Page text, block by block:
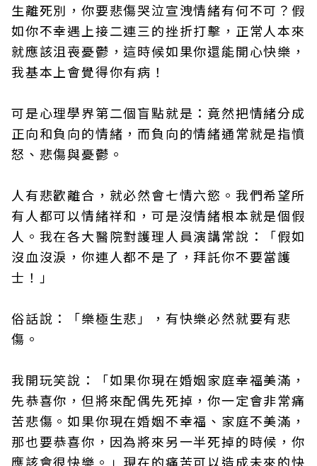
生離死別，你要悲傷哭泣宣洩情緒有何不可？假
如你不幸遇上接二連三的挫折打擊，正常人本來
就應該沮喪憂鬱，這時候如果你還能開心快樂，
我基本上會覺得你有病！
可是心理學界第二個盲點就是：竟然把情緒分成
正向和負向的情緒，而負向的情緒通常就是指憤
怒、悲傷與憂鬱。
人有悲歡離合，就必然會七情六慾。我們希望所
有人都可以情緒祥和，可是沒情緒根本就是個假
人。我在各大醫院對護理人員演講常說：「假如
沒血沒淚，你連人都不是了，拜託你不要當護
士！」
俗話說：「樂極生悲」，有快樂必然就要有悲
傷。
我開玩笑說：「如果你現在婚姻家庭幸福美滿，
先恭喜你，但將來配偶先死掉，你一定會非常痛
苦悲傷。如果你現在婚姻不幸福、家庭不美滿，
那也要恭喜你，因為將來另一半死掉的時候，你
應該會很快樂。」現在的痛苦可以造成未來的快